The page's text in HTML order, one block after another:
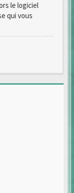
le logiciel
qui vous